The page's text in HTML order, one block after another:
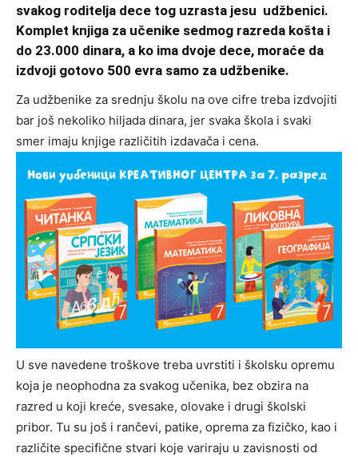
svakog roditelja dece tog uzrasta jesu udžbenici.
Komplet knjiga za učenike sedmog razreda košta i
do 23.000 dinara, a ko ima dvoje dece, moraće da
izdvoji gotovo 500 evra samo za udžbenike.
Za udžbenike za srednju školu na ove cifre treba izdvojiti
bar još nekoliko hiljada dinara, jer svaka škola i svaki
smer imaju knjige različitih izdavača i cena.
U sve navedene troškove treba uvrstiti i školsku opremu
koja je neophodna za svakog učenika, bez obzira na
razred u koji kreće, svesake, olovake i drugi školski
pribor. Tu su još i rančevi, patike, oprema za fizičko, kao i
različite specifične stvari koje variraju u zavisnosti od